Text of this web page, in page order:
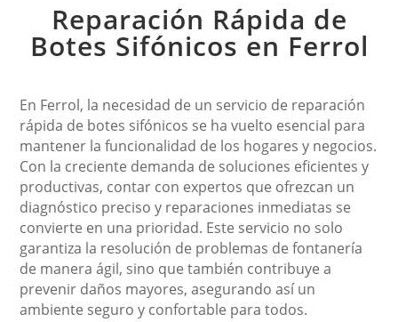
Reparación Rápida de
Botes Sifónicos en Ferrol
En Ferrol, la necesidad de un servicio de reparación
rápida de botes sifónicos se ha vuelto esencial para
mantener la funcionalidad de los hogares y negocios.
Con la creciente demanda de soluciones eficientes y
productivas, contar con expertos que ofrezcan un
diagnóstico preciso y reparaciones inmediatas se
convierte en una prioridad. Este servicio no solo
garantiza la resolución de problemas de fontanería
de manera ágil, sino que también contribuye a
prevenir daños mayores, asegurando así un
ambiente seguro y confortable para todos.